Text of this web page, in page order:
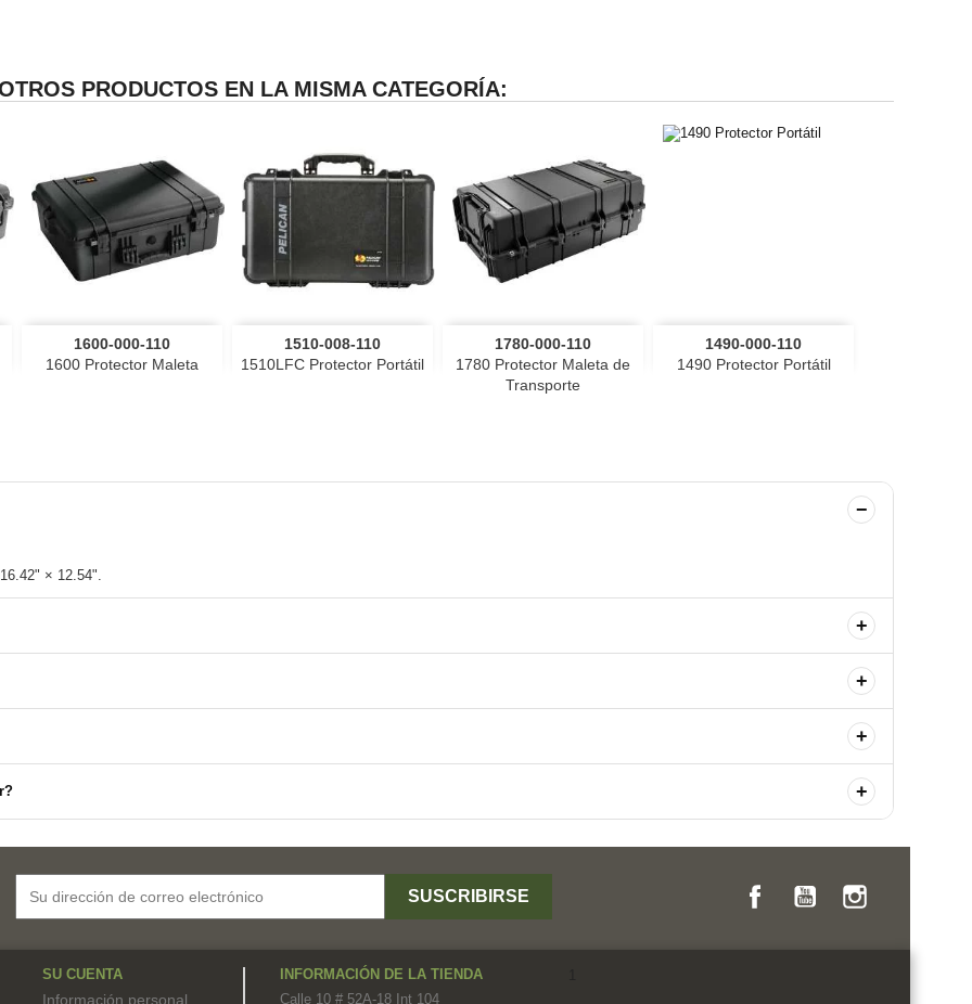
PRODUCTOS EN LA MISMA CATEGORÍA:
1600-000-110
1600 Protector Maleta
Vista rápida
negro gris naranjaAmarilloDesierto
1510-008-110
1510LFC Protector Portátil
Vista rápida
1780-000-110
1780 Protector Maleta de
Transporte
Vista rápida
1490-000-110
1490 Protector Portátil
Vista rápida
−
+
+
+
+
Facebook YouTube
SU CUENTA
Información personal
INFORMACIÓN DE LA TIENDA
Calle 10 # 52A-18 Int 104